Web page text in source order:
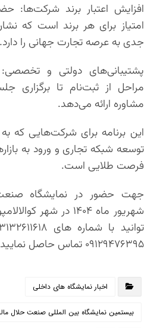
امتیاز برای هر برند است که
جدی به عرصه تجارت جهانی را دارد.
مراحل از ثبت‌نام تا برگزاری
مشاوره ارائه می‌دهد.
این برنامه برای شرکت‌هایی که
توسعه شبکه تجاری و ورود به
فرصت طلایی است.
جهت حضور در نمایشگاه
شهریور ماه ۱۴۰۴ در
۰۹۱۲۹۴۷۶۳۹۵ تماس حاصل نمایید.
اخبار نمایشگاه های داخلی
بیستمین نمایشگاه بین المللی صنعت حلال